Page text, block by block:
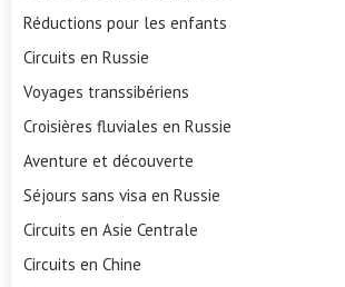
Réductions pour les enfants
Circuits en Russie
Voyages transsibériens
Croisières fluviales en Russie
Aventure et découverte
Séjours sans visa en Russie
Circuits en Asie Centrale
Circuits en Chine